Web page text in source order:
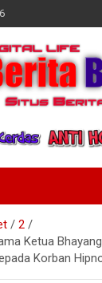
2
Ketua
Korban